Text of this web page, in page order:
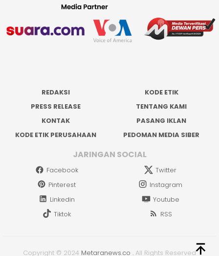
REDAKSI
KODE ETIK
PRESS RELEASE
TENTANG KAMI
KONTAK
PASANG IKLAN
KODE ETIK PERUSAHAAN
PEDOMAN MEDIA SIBER
JARINGAN SOCIAL
Facebook
Twitter
Pinterest
Instagram
Linkedin
Youtube
Tiktok
RSS
Copyright © 2024 Metaranews.co . All Rights Reserved